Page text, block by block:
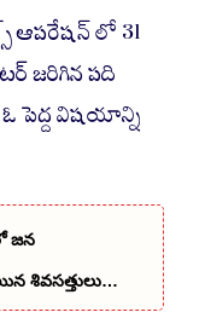
ఆపరేషన్‌ లో 31
జరిగిన పది
ఓ పెద్ద విషయాన్ని
జన
శివసత్తులు…